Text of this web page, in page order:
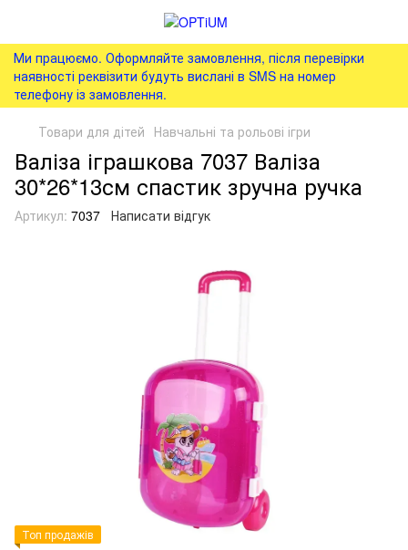
Ми працюємо. Оформляйте замовлення, після перевірки
наявності реквізити будуть вислані в SMS на номер
телефону із замовлення.
Товари для дітей Навчальні та рольові ігри
Валіза іграшкова 7037 Валіза
30*26*13см спастик зручна ручка
Артикул: 7037 Написати відгук
Топ продажів